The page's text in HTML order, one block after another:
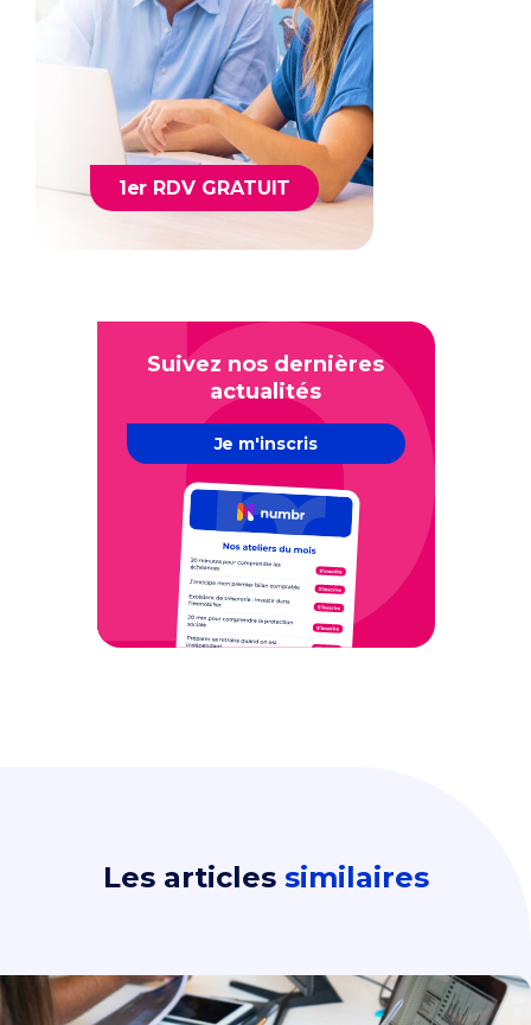
1er RDV GRATUIT
Suivez nos dernières
actualités
Je m'inscris
Les articles similaires